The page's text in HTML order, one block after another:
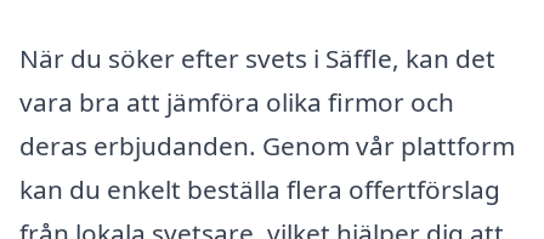
När du söker efter svets i Säffle, kan det
vara bra att jämföra olika firmor och
deras erbjudanden. Genom vår plattform
kan du enkelt beställa flera offertförslag